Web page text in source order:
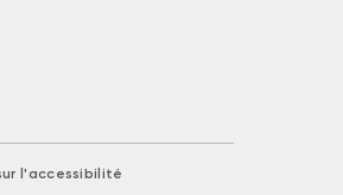
l'accessibilité